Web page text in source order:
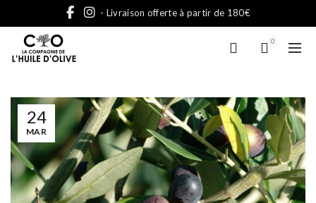
- Livraison offerte à partir de 180€
0
24
MAR